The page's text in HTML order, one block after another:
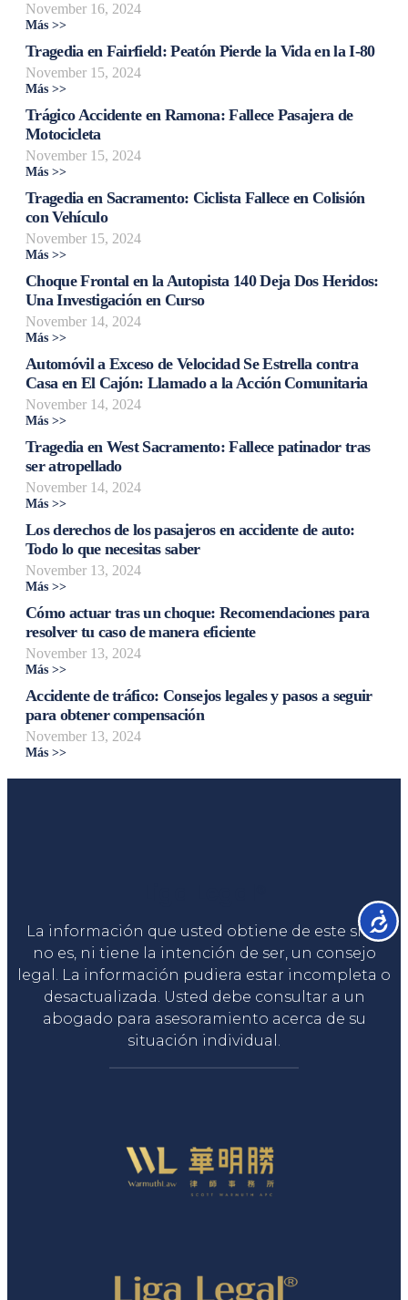
November 16, 2024
Más >>
Tragedia en Fairfield: Peatón Pierde la Vida en la I-80
November 15, 2024
Más >>
Trágico Accidente en Ramona: Fallece Pasajera de
Motocicleta
November 15, 2024
Más >>
Tragedia en Sacramento: Ciclista Fallece en Colisión
con Vehículo
November 15, 2024
Más >>
Choque Frontal en la Autopista 140 Deja Dos Heridos:
Una Investigación en Curso
November 14, 2024
Más >>
Automóvil a Exceso de Velocidad Se Estrella contra
Casa en El Cajón: Llamado a la Acción Comunitaria
November 14, 2024
Más >>
Tragedia en West Sacramento: Fallece patinador tras
ser atropellado
November 14, 2024
Más >>
Los derechos de los pasajeros en accidente de auto:
Todo lo que necesitas saber
November 13, 2024
Más >>
Cómo actuar tras un choque: Recomendaciones para
resolver tu caso de manera eficiente
November 13, 2024
Más >>
Accidente de tráfico: Consejos legales y pasos a seguir
para obtener compensación
November 13, 2024
Más >>
La información que usted obtiene de este sitio
no es, ni tiene la intención de ser, un consejo
legal. La información pudiera estar incompleta o
desactualizada. Usted debe consultar a un
abogado para asesoramiento acerca de su
situación individual.